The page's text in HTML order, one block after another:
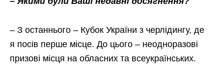
– З останнього – Кубок України з черлідингу, де
я посів перше місце. До цього – неодноразові
призові місця на обласних та всеукраїнських.